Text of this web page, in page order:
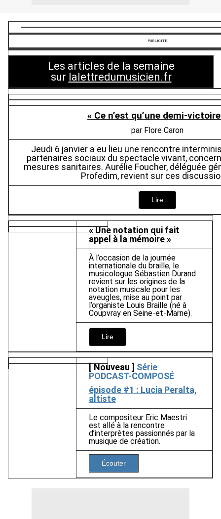
PUBLICITE
Les articles de la semaine
sur lalettredumusicien.fr
« Ce n’est qu’une demi-
par Flore Caron
Jeudi 6 janvier a eu lieu une rencontre
partenaires sociaux du spectacle vivant,
mesures sanitaires. Aurélie Foucher, déléguée
Profedim, revient sur ces
Lire
« Une notation qui fait
appel à la mémoire »
À l’occasion de la journée
internationale du braille, le
musicologue Sébastien Durand
revient sur les origines de la
notation musicale pour les
aveugles, mise au point par
l’organiste Louis Braille (né à
Coupvray en Seine-et-Marne).
Lire
[ Nouveau ] Série
PODCAST-COMPOSÉ
épisode #1 : Lucia Peralta,
altiste
Le compositeur Eric Maestri
est allé à la rencontre
d’interprètes passionnés par la
musique de création.
Écouter